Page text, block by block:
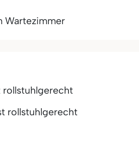
Wartezimmer
rollstuhlgerecht
rollstuhlgerecht